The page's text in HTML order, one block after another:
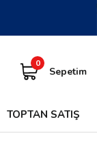
0
Sepetim
TOPTAN SATIŞ